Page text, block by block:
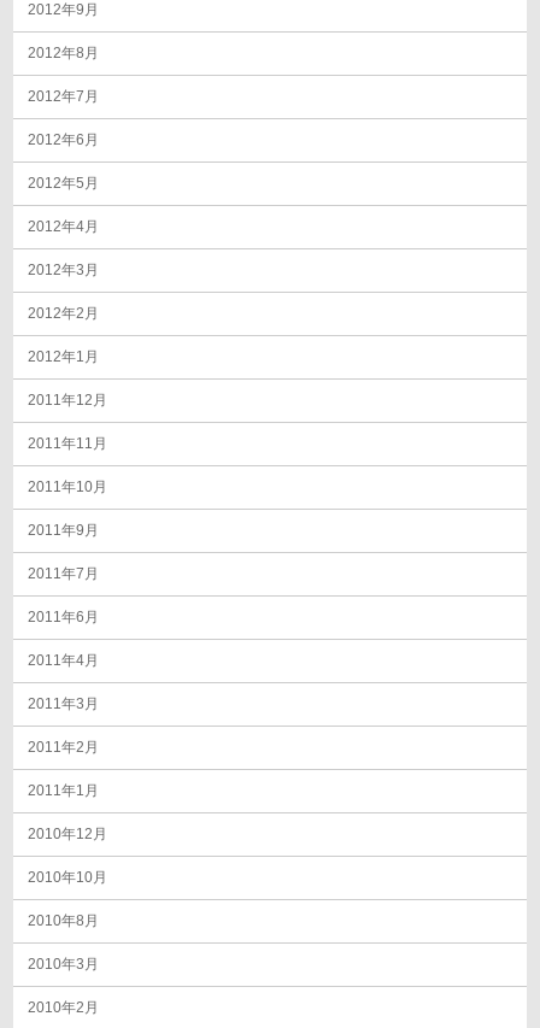
2012年9月
2012年8月
2012年7月
2012年6月
2012年5月
2012年4月
2012年3月
2012年2月
2012年1月
2011年12月
2011年11月
2011年10月
2011年9月
2011年7月
2011年6月
2011年4月
2011年3月
2011年2月
2011年1月
2010年12月
2010年10月
2010年8月
2010年3月
2010年2月